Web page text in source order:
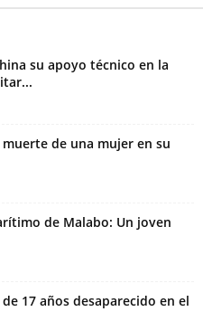
su apoyo técnico en la
de una mujer en su
de Malabo: Un joven
17 años desaparecido en el